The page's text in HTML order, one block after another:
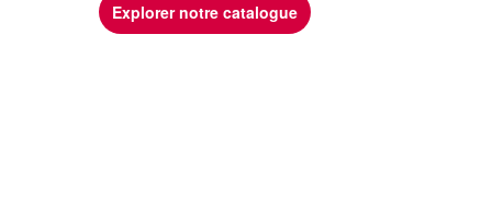
Explorer notre catalogue